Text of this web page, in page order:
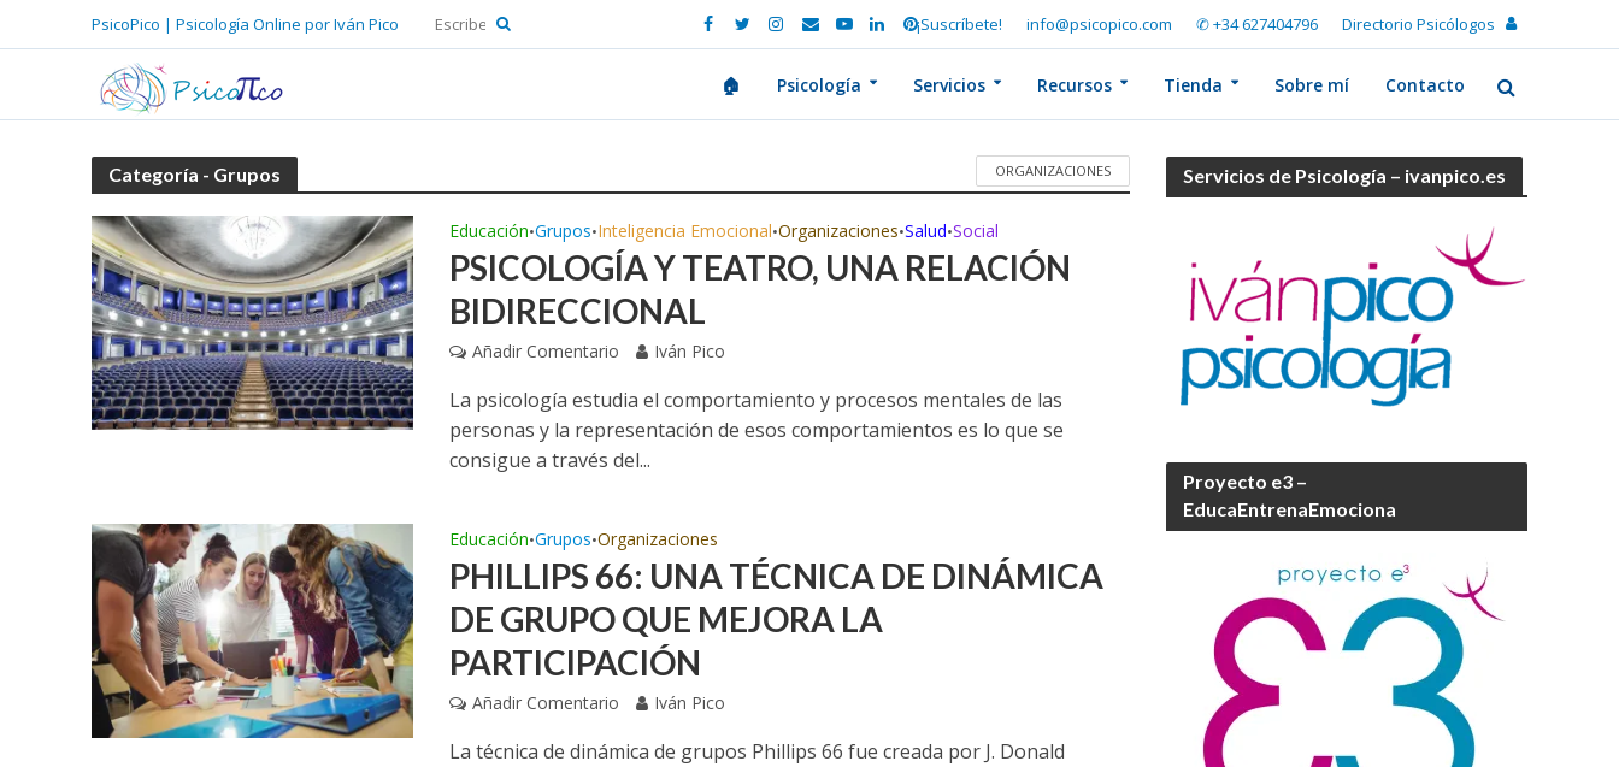
PsicoPico | Psicología Online por Iván Pico ¡Suscríbete! info@psicopico.com ✆ +34 627404796 Directorio Psicólogos
🏠 Psicología Servicios Recursos Tienda Sobre mí Contacto
Categoría - Grupos ORGANIZACIONES
Educación•Grupos•Inteligencia Emocional•Organizaciones•Salud•Social
PSICOLOGÍA Y TEATRO, UNA RELACIÓN
BIDIRECCIONAL
Añadir Comentario Iván Pico
La psicología estudia el comportamiento y procesos mentales de las
personas y la representación de esos comportamientos es lo que se
consigue a través del...
Educación•Grupos•Organizaciones
PHILLIPS 66: UNA TÉCNICA DE DINÁMICA
DE GRUPO QUE MEJORA LA
PARTICIPACIÓN
Añadir Comentario Iván Pico
La técnica de dinámica de grupos Phillips 66 fue creada por J. Donald
Servicios de Psicología – ivanpico.es
Proyecto e3 –
EducaEntrenaEmociona